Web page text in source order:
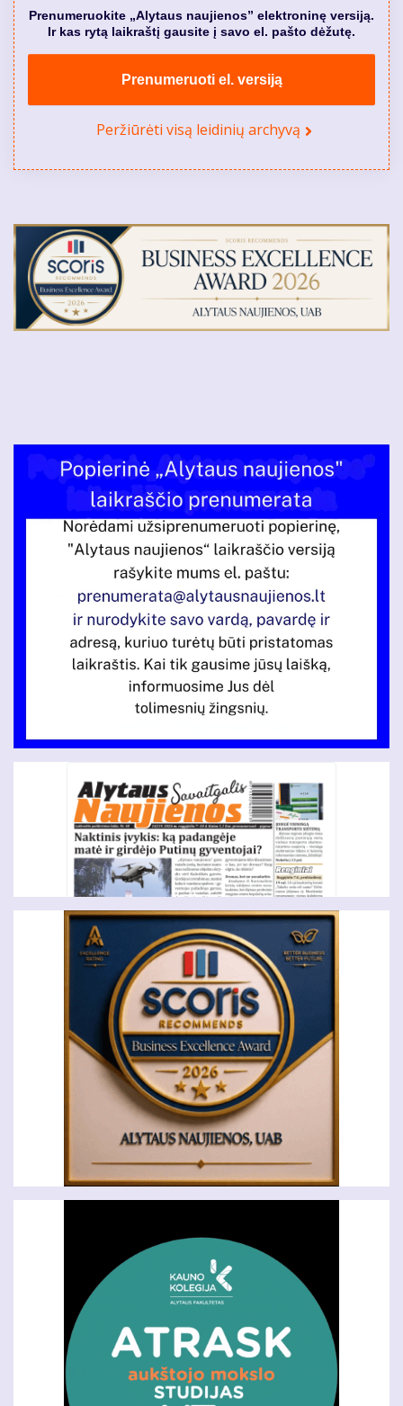
Prenumeruokite „Alytaus naujienos” elektroninę versiją.
Ir kas rytą laikraštį gausite į savo el. pašto dėžutę.
Prenumeruoti el. versiją
Peržiūrėti visą leidinių archyvą